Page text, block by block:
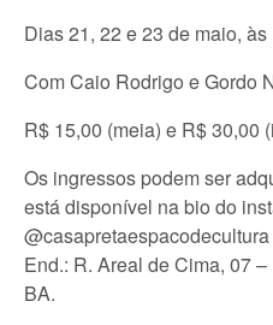
Dias 21, 22 e 23 de maio,
Com Caio Rodrigo e Gordo
R$ 15,00 (meia) e R$ 30,00
Os ingressos podem ser
está disponível na bio do
End.: R. Areal de Cima, 07
BA.